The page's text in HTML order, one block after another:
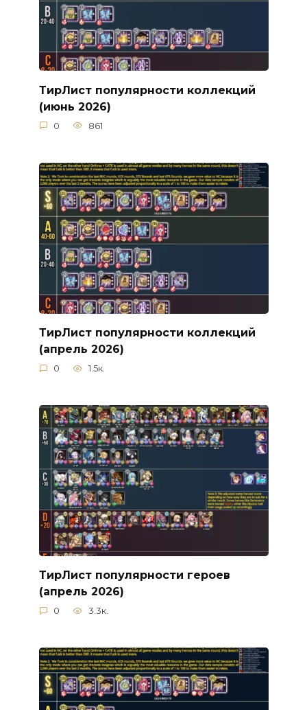
ТирЛист популярности коллекций
(июнь 2026)
0 861
ТирЛист популярности коллекций
(апрель 2026)
0 1.5к.
ТирЛист популярности героев
(апрель 2026)
0 3.3к.